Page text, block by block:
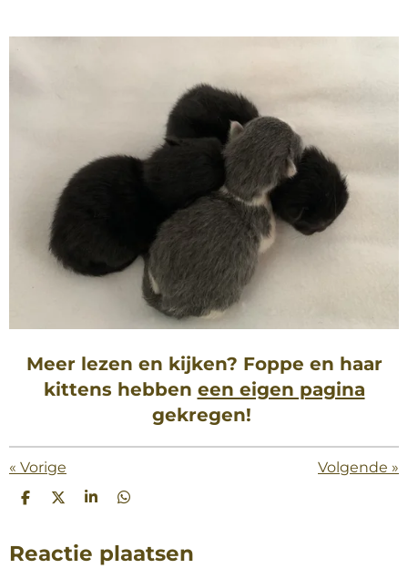
Meer lezen en kijken? Foppe en haar
kittens hebben een eigen pagina
gekregen!
« Vorige Volgende »
D
e
n
D
l
S
r
e
D
e
n
Reactie plaatsen